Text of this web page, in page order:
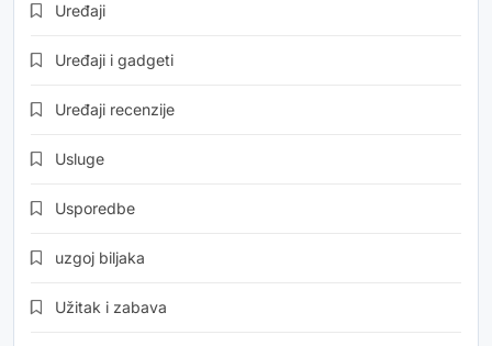
Uređaji
Uređaji i gadgeti
Uređaji recenzije
Usluge
Usporedbe
uzgoj biljaka
Užitak i zabava